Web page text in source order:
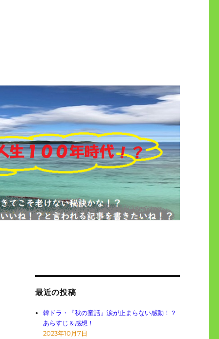
最近の投稿
韓ドラ・『秋の童話』涙が止まらない感動！？
あらすじ＆感想！
2023年10月7日